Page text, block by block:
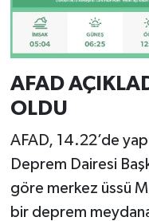
AFAD
OLDU
AFAD, 14.22’de
Deprem Dairesi
göre merkez üssü
bir deprem